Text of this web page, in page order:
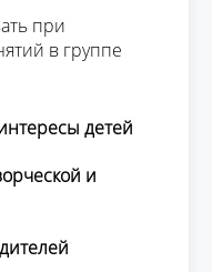
при
в группе
детей
и